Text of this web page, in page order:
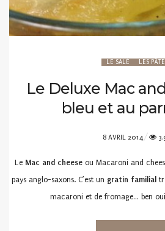
LE SALÉ LES
Le Deluxe Mac
bleu et au
POSTED
8 AVRIL 2014
Le Mac and cheeseou Macaroni and
pays anglo-saxons. C’est un gratin familial
macaroni et de fromage… ben